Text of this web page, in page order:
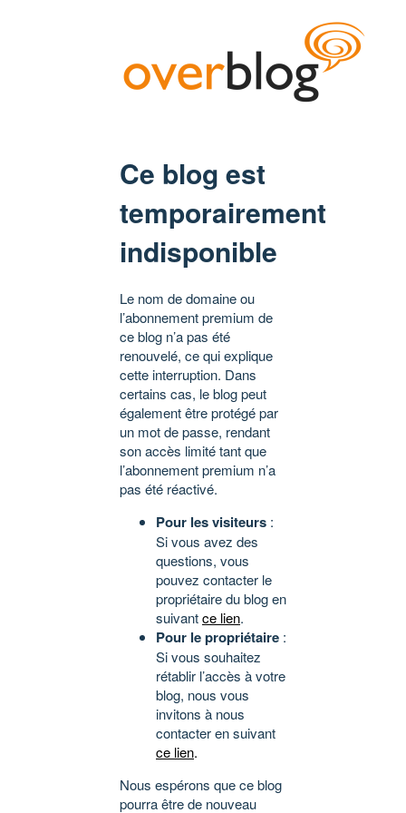
Ce blog est
temporairement
indisponible
Le nom de domaine ou
l’abonnement premium de
ce blog n’a pas été
renouvelé, ce qui explique
cette interruption. Dans
certains cas, le blog peut
également être protégé par
un mot de passe, rendant
son accès limité tant que
l’abonnement premium n’a
pas été réactivé.
Pour les visiteurs :
Si vous avez des
questions, vous
pouvez contacter le
propriétaire du blog en
suivantce lien.
Pour le propriétaire :
Si vous souhaitez
rétablir l’accès à votre
blog, nous vous
invitons à nous
contacter en suivant
ce lien.
Nous espérons que ce blog
pourra être de nouveau